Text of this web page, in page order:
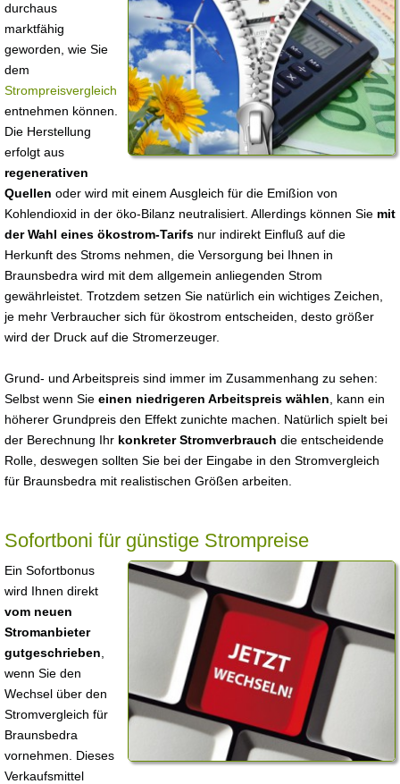
durchaus
marktfähig
geworden, wie Sie
dem
Strompreisvergleich
entnehmen können.
Die Herstellung
erfolgt aus
regenerativen
Quellen oder wird mit einem Ausgleich für die Emißion von
Kohlendioxid in der öko-Bilanz neutralisiert. Allerdings können Sie mit
der Wahl eines ökostrom-Tarifs nur indirekt Einfluß auf die
Herkunft des Stroms nehmen, die Versorgung bei Ihnen in
Braunsbedra wird mit dem allgemein anliegenden Strom
gewährleistet. Trotzdem setzen Sie natürlich ein wichtiges Zeichen,
je mehr Verbraucher sich für ökostrom entscheiden, desto größer
wird der Druck auf die Stromerzeuger.
Grund- und Arbeitspreis sind immer im Zusammenhang zu sehen:
Selbst wenn Sie einen niedrigeren Arbeitspreis wählen , kann ein
höherer Grundpreis den Effekt zunichte machen. Natürlich spielt bei
der Berechnung Ihr konkreter Stromverbrauch die entscheidende
Rolle, deswegen sollten Sie bei der Eingabe in den Stromvergleich
für Braunsbedra mit realistischen Größen arbeiten.
Sofortboni für günstige Strompreise
Ein Sofortbonus
wird Ihnen direkt
vom neuen
Stromanbieter
gutgeschrieben
wenn Sie den
Wechsel über den
Stromvergleich für
Braunsbedra
vornehmen. Dieses
Verkaufsmittel